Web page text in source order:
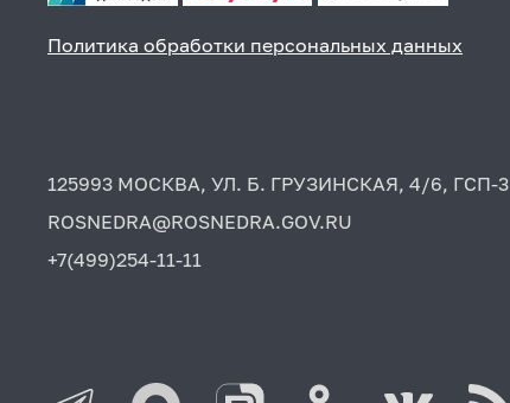
Политика обработки персональных данных
125993 МОСКВА, УЛ. Б. ГРУЗИНСКАЯ, 4/6, ГСП-3
ROSNEDRA@ROSNEDRA.GOV.RU
+7(499)254-11-11